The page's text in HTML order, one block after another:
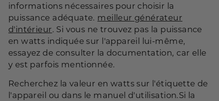
informations nécessaires pour choisir la
puissance adéquate. meilleur générateur
d'intérieur. Si vous ne trouvez pas la puissance
en watts indiquée sur l'appareil lui-même,
essayez de consulter la documentation, car elle
y est parfois mentionnée.
Recherchez la valeur en watts sur l'étiquette de
l'appareil ou dans le manuel d'utilisation.Si la